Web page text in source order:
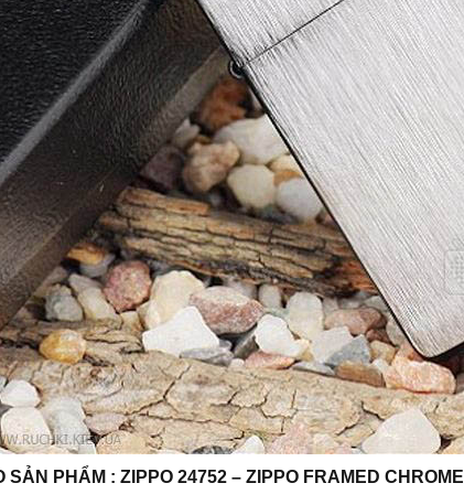
SẢN PHẨM : ZIPPO 24752 – ZIPPO FRAMED CHROME